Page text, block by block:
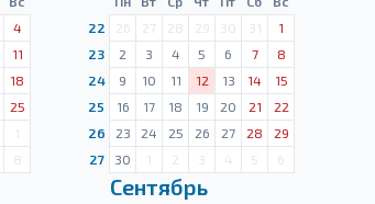
4
11
18
25
1
8
22
26 27 28 29 30 31
1
23
2 3 4 5 6 7
8
24
9 10 11 12 13 14
15
25
16 17 18 19 20 21
22
26
23 24 25 26 27 28
29
27
30 1 2 3 4 5 6
Сентябрь